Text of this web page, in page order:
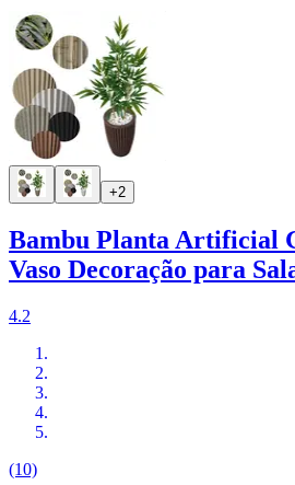
+2
Bambu Planta Artificial
Vaso Decoração para
4.2
(10)